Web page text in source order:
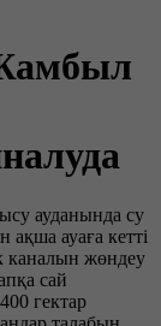
ауданында су
ауаға кетті
каналын жөндеу
сай
гектар